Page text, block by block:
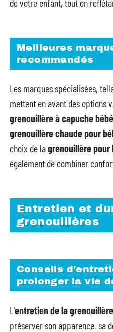
de votre enfant, tout en
Meilleures
recommandés
Les marques spécialisées,
mettent en avant des options
grenouillère à capuche bébé
grenouillère chaude pour
choix de lagrenouillère pour
également de combiner
Entretien et
grenouillères
Conseils
prolonger la vie
L’entretien de la
préserver son apparence, sa